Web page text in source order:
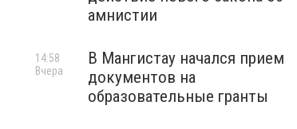
амнистии
В Мангистау начался прием
документов на
образовательные гранты
14:58
Вчера